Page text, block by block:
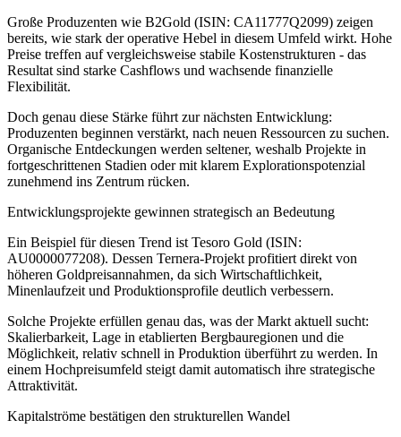
Große Produzenten wie B2Gold (ISIN: CA11777Q2099) zeigen
bereits, wie stark der operative Hebel in diesem Umfeld wirkt. Hohe
Preise treffen auf vergleichsweise stabile Kostenstrukturen - das
Resultat sind starke Cashflows und wachsende finanzielle
Flexibilität.
Doch genau diese Stärke führt zur nächsten Entwicklung:
Produzenten beginnen verstärkt, nach neuen Ressourcen zu suchen.
Organische Entdeckungen werden seltener, weshalb Projekte in
fortgeschrittenen Stadien oder mit klarem Explorationspotenzial
zunehmend ins Zentrum rücken.
Entwicklungsprojekte gewinnen strategisch an Bedeutung
Ein Beispiel für diesen Trend ist Tesoro Gold (ISIN:
AU0000077208). Dessen Ternera-Projekt profitiert direkt von
höheren Goldpreisannahmen, da sich Wirtschaftlichkeit,
Minenlaufzeit und Produktionsprofile deutlich verbessern.
Solche Projekte erfüllen genau das, was der Markt aktuell sucht:
Skalierbarkeit, Lage in etablierten Bergbauregionen und die
Möglichkeit, relativ schnell in Produktion überführt zu werden. In
einem Hochpreisumfeld steigt damit automatisch ihre strategische
Attraktivität.
Kapitalströme bestätigen den strukturellen Wandel